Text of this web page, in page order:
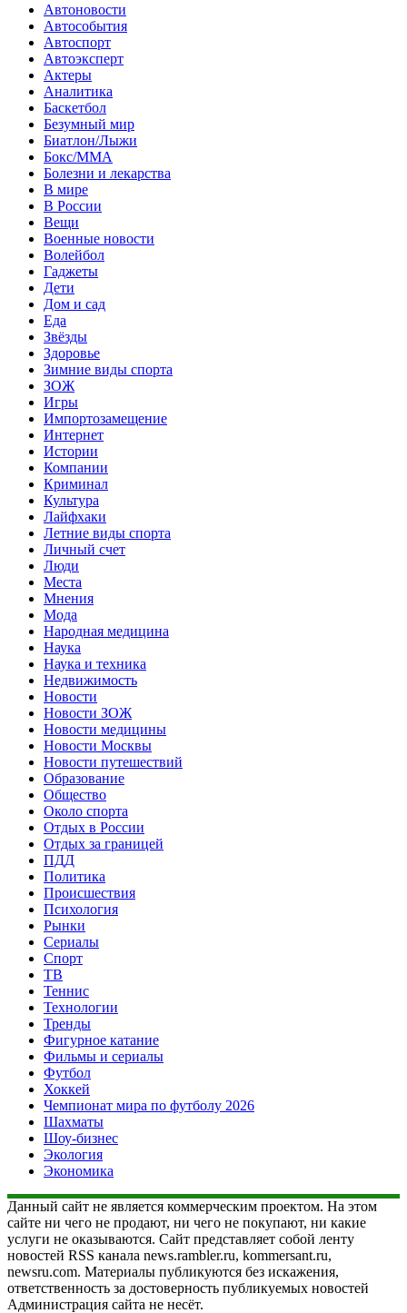
Автоновости
Автособытия
Автоспорт
Автоэксперт
Актеры
Аналитика
Баскетбол
Безумный мир
Биатлон/Лыжи
Бокс/MMA
Болезни и лекарства
В мире
В России
Вещи
Военные новости
Волейбол
Гаджеты
Дети
Дом и сад
Еда
Звёзды
Здоровье
Зимние виды спорта
ЗОЖ
Игры
Импортозамещение
Интернет
Истории
Компании
Криминал
Культура
Лайфхаки
Летние виды спорта
Личный счет
Люди
Места
Мнения
Мода
Народная медицина
Наука
Наука и техника
Недвижимость
Новости
Новости ЗОЖ
Новости медицины
Новости Москвы
Новости путешествий
Образование
Общество
Около спорта
Отдых в России
Отдых за границей
ПДД
Политика
Происшествия
Психология
Рынки
Сериалы
Спорт
ТВ
Теннис
Технологии
Тренды
Фигурное катание
Фильмы и сериалы
Футбол
Хоккей
Чемпионат мира по футболу 2026
Шахматы
Шоу-бизнес
Экология
Экономика
Данный сайт не является коммерческим проектом. На этом
сайте ни чего не продают, ни чего не покупают, ни какие
услуги не оказываются. Сайт представляет собой ленту
новостей RSS канала news.rambler.ru, kommersant.ru,
newsru.com. Материалы публикуются без искажения,
ответственность за достоверность публикуемых новостей
Администрация сайта не несёт.